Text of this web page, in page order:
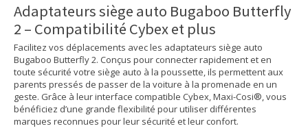
Adaptateurs siège auto Bugaboo Butterfly
2 – Compatibilité Cybex et plus
Facilitez vos déplacements avec les adaptateurs siège auto
Bugaboo Butterfly 2. Conçus pour connecter rapidement et en
toute sécurité votre siège auto à la poussette, ils permettent aux
parents pressés de passer de la voiture à la promenade en un
geste. Grâce à leur interface compatible Cybex, Maxi-Cosi®, vous
bénéficiez d’une grande flexibilité pour utiliser différentes
marques reconnues pour leur sécurité et leur confort.